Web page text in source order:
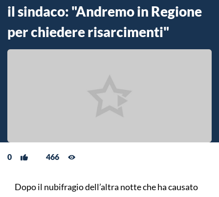
il sindaco: "Andremo in Regione
per chiedere risarcimenti"
0 466
Dopo il nubifragio dell’altra notte che ha causato